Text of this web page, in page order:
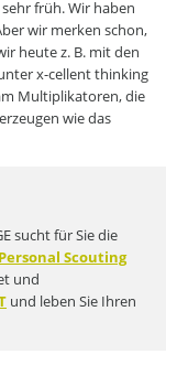
früh. Wir haben
wir merken schon,
heute z. B. mit den
x-cellent thinking
Multiplikatoren, die
wie das
sucht für Sie die
Personal Scouting
und
und leben Sie Ihren